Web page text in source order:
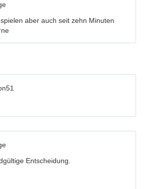
aber auch seit zehn Minuten
Entscheidung.